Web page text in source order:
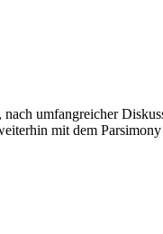
umfangreicher
mit dem